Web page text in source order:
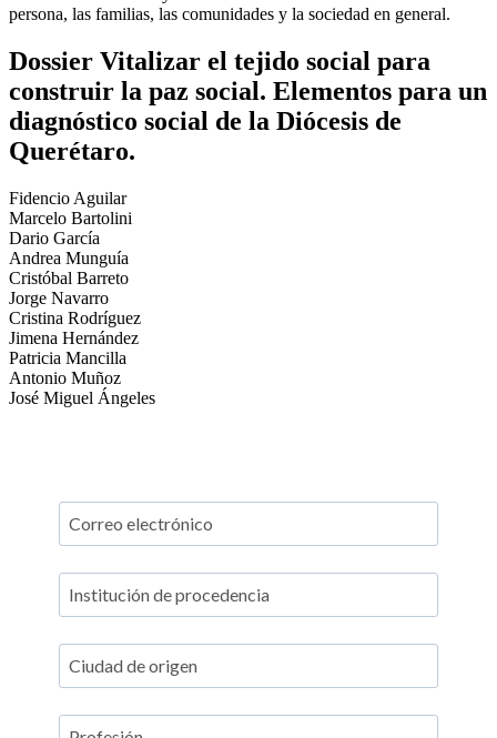
persona, las familias, las comunidades y la sociedad en general.
Dossier Vitalizar el tejido social para
construir la paz social. Elementos para un
diagnóstico social de la Diócesis de
Querétaro.
Fidencio Aguilar
Marcelo Bartolini
Dario García
Andrea Munguía
Cristóbal Barreto
Jorge Navarro
Cristina Rodríguez
Jimena Hernández
Patricia Mancilla
Antonio Muñoz
José Miguel Ángeles